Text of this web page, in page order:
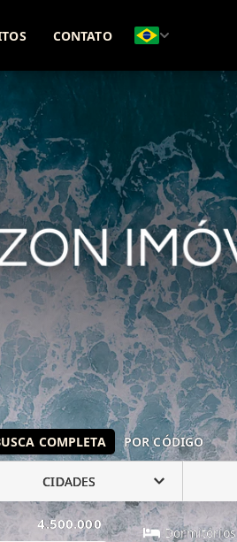
(51) 98271-8331 (51) 99642-5425
CONTATO
COMPLETA POR CÓDIGO
CIDADES
4.500.000 Dormitórios